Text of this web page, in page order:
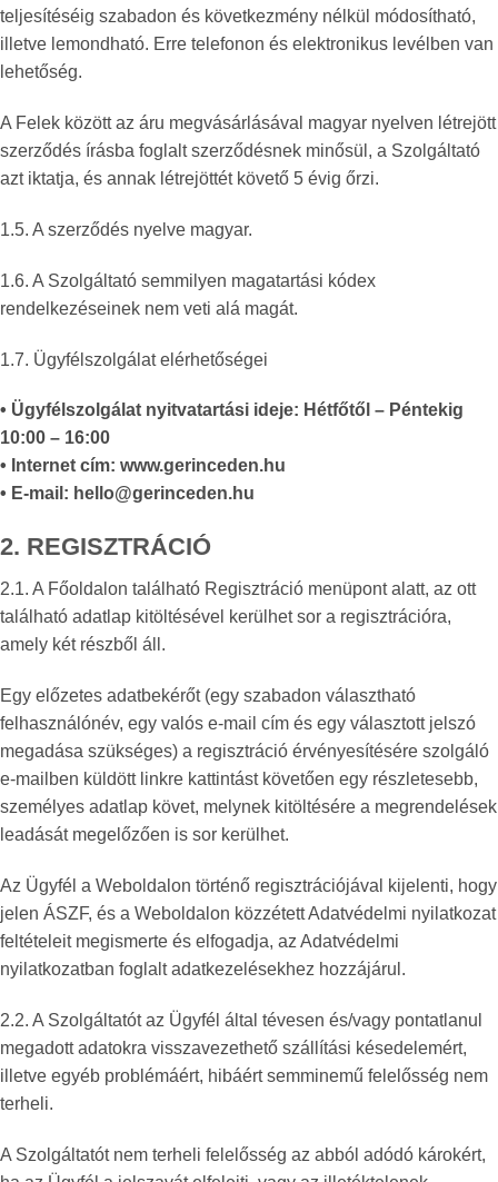
teljesítéséig szabadon és következmény nélkül módosítható,
illetve lemondható. Erre telefonon és elektronikus levélben van
lehetőség.
A Felek között az áru megvásárlásával magyar nyelven létrejött
szerződés írásba foglalt szerződésnek minősül, a Szolgáltató
azt iktatja, és annak létrejöttét követő 5 évig őrzi.
1.5. A szerződés nyelve magyar.
1.6. A Szolgáltató semmilyen magatartási kódex
rendelkezéseinek nem veti alá magát.
1.7. Ügyfélszolgálat elérhetőségei
• Ügyfélszolgálat nyitvatartási ideje: Hétfőtől – Péntekig
10:00 – 16:00
• Internet cím: www.gerinceden.hu
• E-mail: hello@gerinceden.hu
2. REGISZTRÁCIÓ
2.1. A Főoldalon található Regisztráció menüpont alatt, az ott
található adatlap kitöltésével kerülhet sor a regisztrációra,
amely két részből áll.
Egy előzetes adatbekérőt (egy szabadon választható
felhasználónév, egy valós e-mail cím és egy választott jelszó
megadása szükséges) a regisztráció érvényesítésére szolgáló
e-mailben küldött linkre kattintást követően egy részletesebb,
személyes adatlap követ, melynek kitöltésére a megrendelések
leadását megelőzően is sor kerülhet.
Az Ügyfél a Weboldalon történő regisztrációjával kijelenti, hogy
jelen ÁSZF, és a Weboldalon közzétett Adatvédelmi nyilatkozat
feltételeit megismerte és elfogadja, az Adatvédelmi
nyilatkozatban foglalt adatkezelésekhez hozzájárul.
2.2. A Szolgáltatót az Ügyfél által tévesen és/vagy pontatlanul
megadott adatokra visszavezethető szállítási késedelemért,
illetve egyéb problémáért, hibáért semminemű felelősség nem
terheli.
A Szolgáltatót nem terheli felelősség az abból adódó károkért,